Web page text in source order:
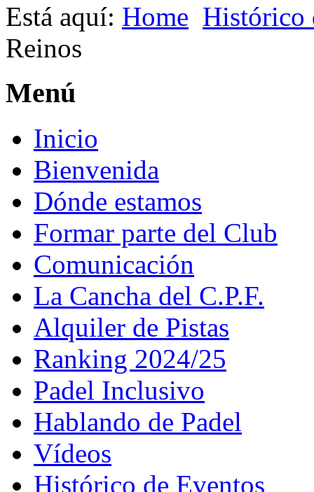
Está aquí: Home Histórico
Reinos
Menú
Inicio
Bienvenida
Dónde estamos
Formar parte del Club
Comunicación
La Cancha del C.P.F.
Alquiler de Pistas
Ranking 2024/25
Padel Inclusivo
Hablando de Padel
Vídeos
Histórico de Eventos